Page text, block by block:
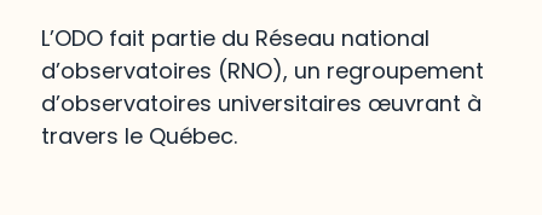
L’ODO fait partie du Réseau national
d’observatoires (RNO), un regroupement
d’observatoires universitaires œuvrant à
travers le Québec.